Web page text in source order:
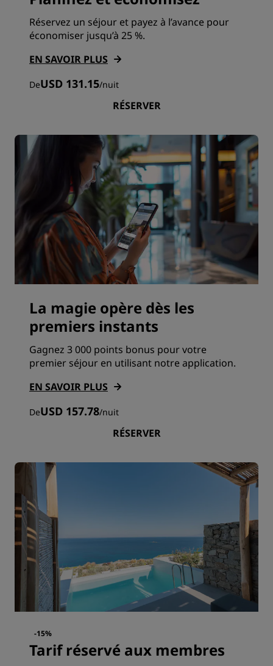
Réservez un séjour et payez à l’avance pour
économiser jusqu’à 25 %.
EN SAVOIR PLUS
DeUSD 131.15/nuit
RÉSERVER
La magie opère dès les
premiers instants
Gagnez 3 000 points bonus pour votre
premier séjour en utilisant notre application.
EN SAVOIR PLUS
DeUSD 157.78/nuit
RÉSERVER
-15%
Tarif réservé aux membres